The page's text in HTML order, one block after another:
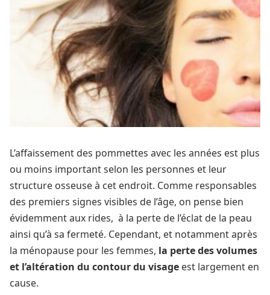
L’affaissement des pommettes avec les années est plus
ou moins important selon les personnes et leur
structure osseuse à cet endroit. Comme responsables
des premiers signes visibles de l’âge, on pense bien
évidemment aux rides, à la perte de l’éclat de la peau
ainsi qu’à sa fermeté. Cependant, et notamment après
la ménopause pour les femmes, la perte des volumes
et l’altération du contour du visage est largement en
cause.